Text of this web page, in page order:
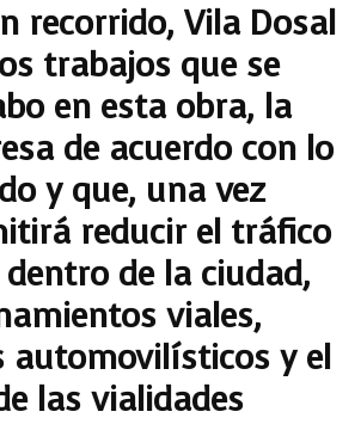
recorrido, Vila Dosal
trabajos que se
en esta obra, la
de acuerdo con lo
y que, una vez
reducir el tráfico
de la ciudad,
viales,
automovilísticos y el
las vialidades